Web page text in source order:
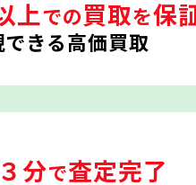
上での買取を保
きる高価買取
分で査定完了